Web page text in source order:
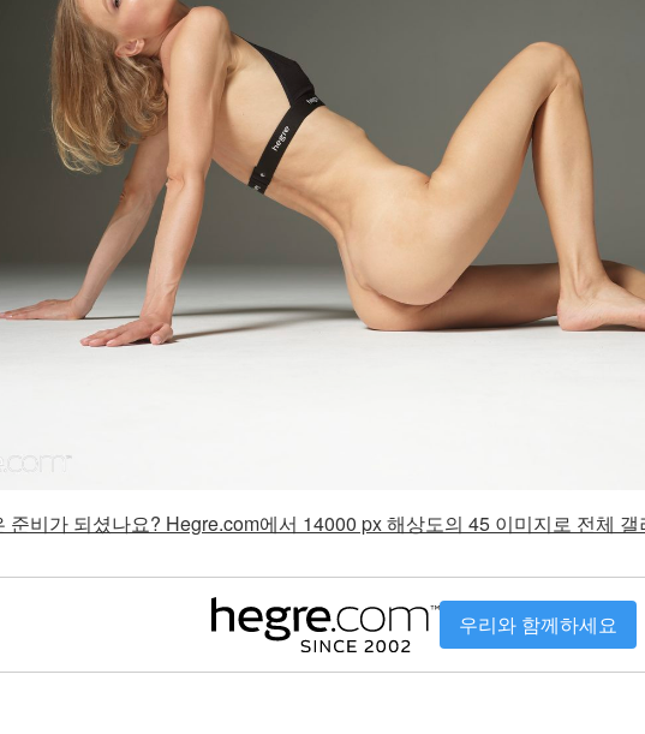
준비가 되셨나요? Hegre.com에서 14000 px 해상도의 45 이미지로 전체
우리와 함께하세요